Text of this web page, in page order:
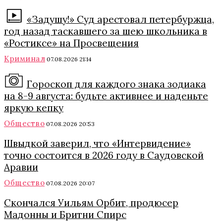
«Задушу!» Суд арестовал петербуржца,
год назад таскавшего за шею школьника в
«Ростиксе» на Просвещения
Криминал 07.08.2026 21:14
Гороскоп для каждого знака зодиака
на 8-9 августа: будьте активнее и наденьте
яркую кепку
Общество 07.08.2026 20:53
Швыдкой заверил, что «Интервидение»
точно состоится в 2026 году в Саудовской
Аравии
Общество 07.08.2026 20:07
Скончался Уильям Орбит, продюсер
Мадонны и Бритни Спирс